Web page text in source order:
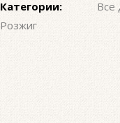
Категории: Все
Розжиг